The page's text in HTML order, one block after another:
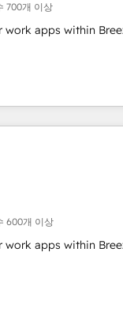
700개 이상
work apps within
600개 이상
work apps within